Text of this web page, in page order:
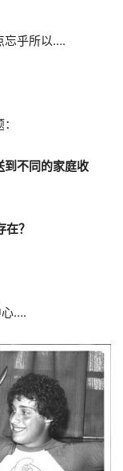
忘乎所以….
到不同的家庭收
？
心….